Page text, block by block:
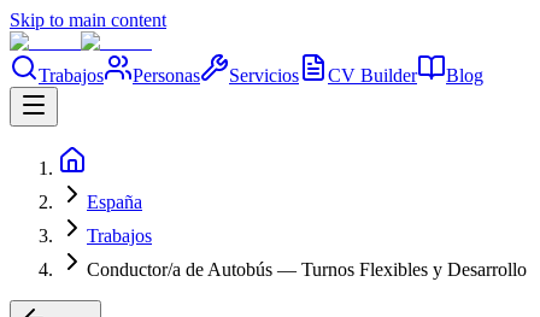
Skip to main content
Trabajos Personas Servicios CV Builder Blog
España
Trabajos
Conductor/a de Autobús — Turnos Flexibles y Desarrollo